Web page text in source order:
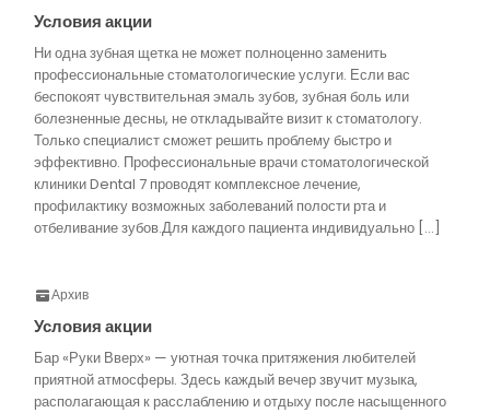
Условия акции
Ни одна зубная щетка не может полноценно заменить
профессиональные стоматологические услуги. Если вас
беспокоят чувствительная эмаль зубов, зубная боль или
болезненные десны, не откладывайте визит к стоматологу.
Только специалист сможет решить проблему быстро и
эффективно. Профессиональные врачи стоматологической
клиники Dental 7 проводят комплексное лечение,
профилактику возможных заболеваний полости рта и
отбеливание зубов.Для каждого пациента индивидуально […]
Архив
Условия акции
Бар «Руки Вверх» — уютная точка притяжения любителей
приятной атмосферы. Здесь каждый вечер звучит музыка,
располагающая к расслаблению и отдыху после насыщенного